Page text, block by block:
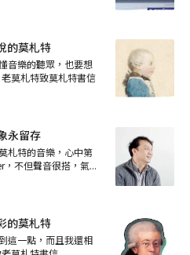
的莫札特
音樂的聽眾，也要想
莫札特致莫札特書信
永留存
札特的音樂，心中第
，不但聲音很搭，氣...
的莫札特
這一點，而且我還相